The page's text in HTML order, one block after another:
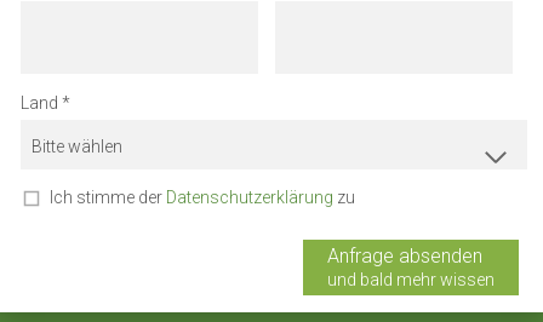
Land
Bitte wählen
Ich stimme der Datenschutzerklärung zu
Anfrage absenden
und bald mehr wissen